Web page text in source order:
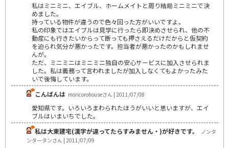
私はミニミニ、エイブル、ホームメイトと周り結局ミニミニで決
めました。
持っている物件が違うので色々回った方がいいですよ。
私の印象ではエイブルは見学に行ったら即決めさせられ、他の不
動産にも行きたいからって断っても押さえるだけだからと仮契約
を迫られ気分が悪かったです。担当者が悪かったのかもしれませ
んが。
ただ、ミニミニはミニミニ独自の安心サービスに加入させられま
した。私は義務って言われましたが加入しなくてもよかったみた
いで後悔しています。
こんばんは moricorohouseさん | 2011/07/08
愛知県です。いろいろまわられたほうがいいと思いますが、エイ
ブルはいまいちでした。
私は大東建宅(漢字が違ってたらすみません・)が好きです。
ノンタ
ンタータンさん | 2011/07/09